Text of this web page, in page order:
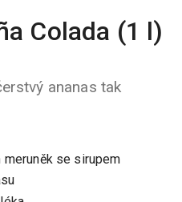
Colada (1 l)
ananas tak
se sirupem